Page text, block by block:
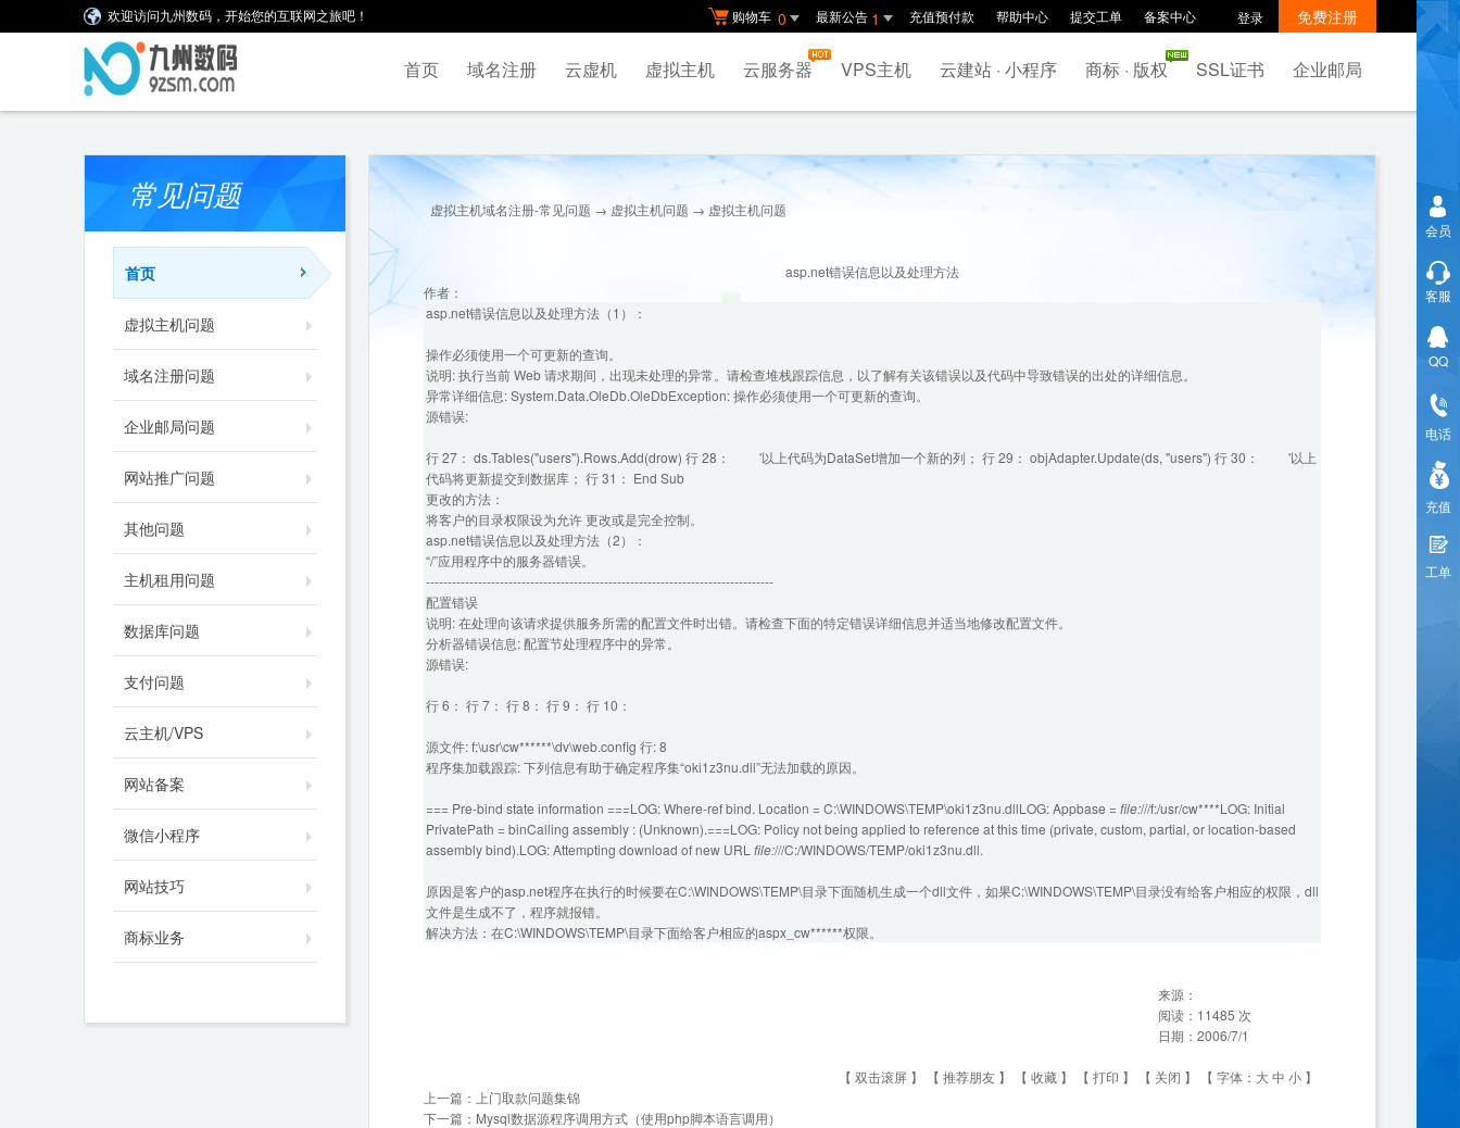
购物车 0 最新公告 1 充值预付款 帮助中心 提交工单 备案中心 登录 免费注册
欢迎访问九州数码，开始您的互联网之旅吧！
首页 域名注册 云虚机 虚拟主机 云服务器 VPS主机 云建站 · 小程序 商标 · 版权 SSL证书 企业邮局
常见问题
首页
虚拟主机问题
域名注册问题
企业邮局问题
网站推广问题
其他问题
主机租用问题
数据库问题
支付问题
云主机/VPS
网站备案
微信小程序
网站技巧
商标业务
虚拟主机域名注册-常见问题 → 虚拟主机问题 → 虚拟主机问题
asp.net错误信息以及处理方法
作者：
asp.net错误信息以及处理方法（1）：
操作必须使用一个可更新的查询。
说明: 执行当前 Web 请求期间，出现未处理的异常。请检查堆栈跟踪信息，以了解有关该错误以及代码中导致错误的出处的详细信息。
异常详细信息: System.Data.OleDb.OleDbException: 操作必须使用一个可更新的查询。
源错误:
行 27： ds.Tables("users").Rows.Add(drow) 行 28： '以上代码为DataSet增加一个新的列； 行 29： objAdapter.Update(ds, "users") 行 30： '以上
代码将更新提交到数据库； 行 31： End Sub
更改的方法：
将客户的目录权限设为允许 更改或是完全控制。
asp.net错误信息以及处理方法（2）：
“/”应用程序中的服务器错误。
--------------------------------------------------------------------------------
配置错误
说明: 在处理向该请求提供服务所需的配置文件时出错。请检查下面的特定错误详细信息并适当地修改配置文件。
分析器错误信息: 配置节处理程序中的异常。
源错误:
行 6： 行 7： 行 8： 行 9： 行 10：
源文件: f:\usr\cw******\dv\web.config 行: 8
程序集加载跟踪: 下列信息有助于确定程序集“oki1z3nu.dll”无法加载的原因。
=== Pre-bind state information ===LOG: Where-ref bind. Location = C:\WINDOWS\TEMP\oki1z3nu.dllLOG: Appbase = file:///f:/usr/cw****LOG: Initial
PrivatePath = binCalling assembly : (Unknown).===LOG: Policy not being applied to reference at this time (private, custom, partial, or location-based
assembly bind).LOG: Attempting download of new URL file:///C:/WINDOWS/TEMP/oki1z3nu.dll.
原因是客户的asp.net程序在执行的时候要在C:\WINDOWS\TEMP\目录下面随机生成一个dll文件，如果C:\WINDOWS\TEMP\目录没有给客户相应的权限，dll
文件是生成不了，程序就报错。
解决方法：在C:\WINDOWS\TEMP\目录下面给客户相应的aspx_cw******权限。
来源：
阅读： 11485 次
日期： 2006/7/1
【 双击滚屏 】 【 推荐朋友 】 【 收藏 】 【 打印 】 【 关闭 】 【 字体： 大中 小 】
上一篇： 上门取款问题集锦
下一篇： Mysql数据源程序调用方式（使用php脚本语言调用）
会员
客服
QQ
电话
充值
工单